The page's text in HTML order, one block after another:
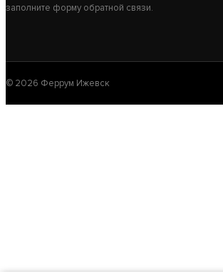
заполните форму обратной связи.
© 2026 Феррум Ижевск